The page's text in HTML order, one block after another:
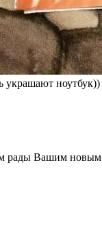
украшают
рады Вашим новым